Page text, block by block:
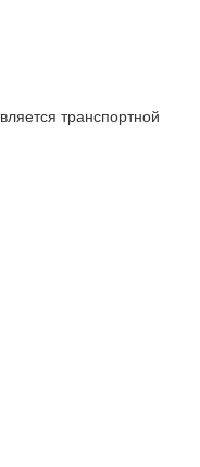
транспортной